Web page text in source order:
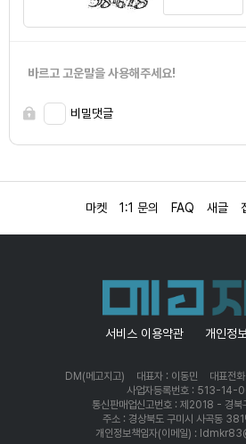
바르고 고운말을 사용해주세요!
비밀댓글
마켓 1:1 문의 FAQ 새글
서비스 이용약관 개인정
DM(메고지고) 대표자 : 이동민
대표
사업자등록번호 : 513-
통신판매업신고번호 : 제2018 - 경
주소 : 경상북도 구미시 사곡동
개인정보책임자(이메일) :